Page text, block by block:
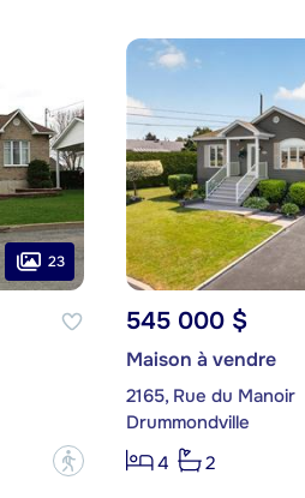
23
?
545 000 $
Maison à vendre
2165, Rue du Manoir
Drummondville
4
2